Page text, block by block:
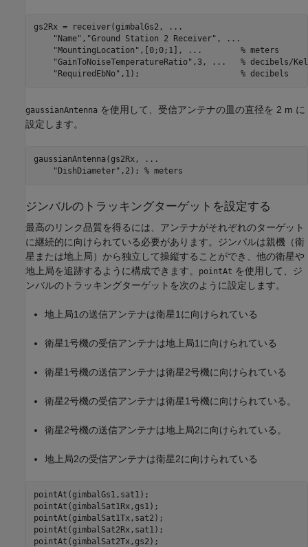
gs2Rx = receiver(gimbalGs2,
...
"Name" , "Ground Station 2 Receiver" ,
...
"MountingLocation" ,[0;0;1], ...
        % meters
"GainToNoiseTemperatureRatio" ,3, ...
% decibels/
"RequiredEbNo" ,1); % decibels
gaussianAntenna を使用して、受信アンテナの皿の直径を 2 m に
設定します。
gaussianAntenna(gs2Rx,
...
"DishDiameter" ,2); % meters
ジンバルのトラッキングターゲットを設定する
最高のリンク品質を得るには、アンテナがそれぞれのターゲット
に継続的に向けられている必要があります。ジンバルは親機（衛
星または地上局）から独立して操縦することができ、他の衛星や
地上局を追跡するように構成できます。
pointAt を使用して、ジ
ンバルのトラッキングターゲットを次のように設定します。
地上局1の送信アンテナは衛星1に向けられている
衛星1号機の受信アンテナは地上局1に向けられている
衛星1号機の送信アンテナは衛星2号機に向けられている
衛星2号機の受信アンテナは衛星1号機に向けられている。
衛星2号機の送信アンテナは地上局2に向けられている。
地上局2の受信アンテナは衛星2に向けられている
pointAt(gimbalGs1,sat1);
pointAt(gimbalSat1Rx,gs1);
pointAt(gimbalSat1Tx,sat2);
pointAt(gimbalSat2Rx,sat1);
pointAt(gimbalSat2Tx,gs2);